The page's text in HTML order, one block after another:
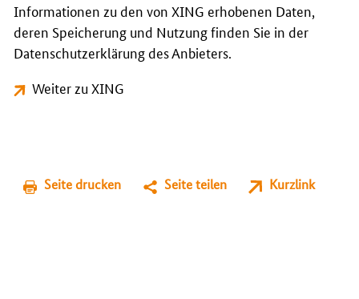
Informationen zu den von XING erhobenen Daten,
deren Speicherung und Nutzung finden Sie in der
Datenschutzerklärung des Anbieters.
Weiter zu XING
Seite drucken Seite teilen Kurzlink